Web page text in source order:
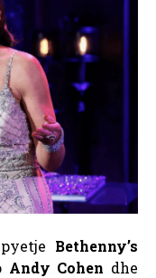
Bethenny’s
Andy Cohen dhe